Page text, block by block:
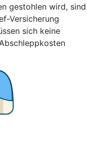
gestohlen wird, sind
Versicherung
sich keine